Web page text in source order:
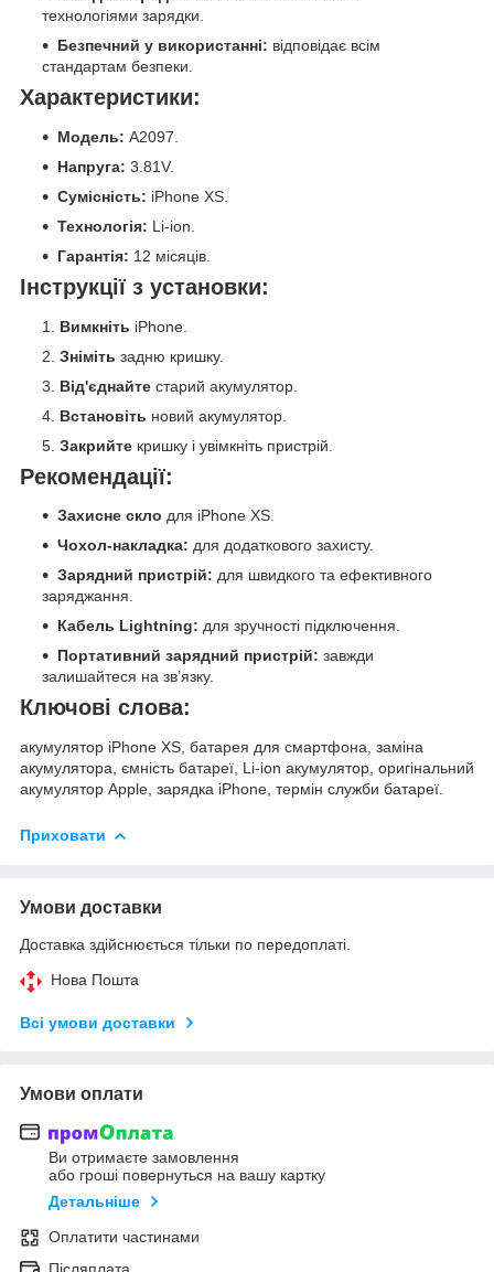
технологіями зарядки.
Безпечний у використанні: відповідає всім
стандартам безпеки.
Характеристики:
Модель: A2097.
Напруга: 3.81V.
Сумісність: iPhone XS.
Технологія: Li-ion.
Гарантія: 12 місяців.
Інструкції з установки:
Вимкніть iPhone.
Зніміть задню кришку.
Від'єднайте старий акумулятор.
Встановіть новий акумулятор.
Закрийте кришку і увімкніть пристрій.
Рекомендації:
Захисне скло для iPhone XS.
Чохол-накладка: для додаткового захисту.
Зарядний пристрій: для швидкого та ефективного
заряджання.
Кабель Lightning: для зручності підключення.
Портативний зарядний пристрій: завжди
залишайтеся на зв’язку.
Ключові слова:
акумулятор iPhone XS, батарея для смартфона, заміна
акумулятора, ємність батареї, Li-ion акумулятор, оригінальний
акумулятор Apple, зарядка iPhone, термін служби батареї.
Приховати
Умови доставки
Доставка здійснюється тільки по передоплаті.
Нова Пошта
Всі умови доставки
Умови оплати
Ви отримаєте замовлення
або гроші повернуться на вашу картку
Детальніше
Оплатити частинами